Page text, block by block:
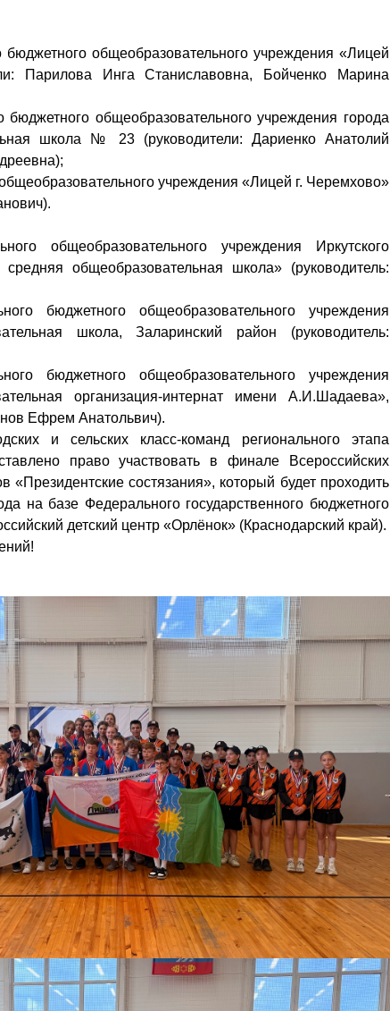
общеобразовательного учреждения «Лицей
Парилова Инга Станиславовна, Бойченко Марина
общеобразовательного учреждения города
школа № 23 (руководители: Дариенко Анатолий
учреждения «Лицей г. Черемхово»
общеобразовательного учреждения Иркутского
средняя общеобразовательная школа» (руководитель:
бюджетного общеобразовательного учреждения
школа, Заларинский район (руководитель:
бюджетного общеобразовательного учреждения
организация-интернат имени А.И.Шадаева»,
Ефрем Анатольвич).
и сельских класс-команд регионального этапа
право участвовать в финале Всероссийских
«Президентские состязания», который будет проходить
на базе Федерального государственного бюджетного
детский центр «Орлёнок» (Краснодарский край).